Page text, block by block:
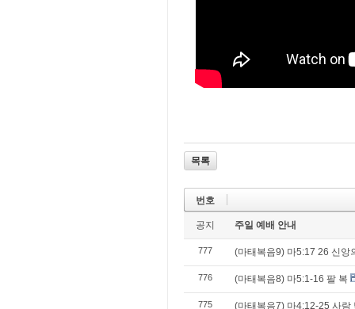
목록
번호
공지 주일 예배 안내
777 (마태복음9) 마5:17 26 신앙
776 (마태복음8) 마5:1-16 팔 복
775 (마태복음7) 마4:12-25 사람